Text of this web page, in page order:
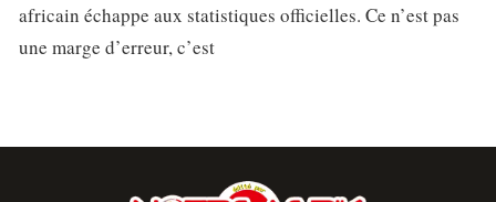
africain échappe aux statistiques officielles. Ce n’est pas
une marge d’erreur, c’est